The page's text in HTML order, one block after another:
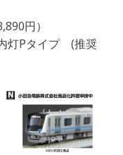
円）
灯Pタイプ (推奨